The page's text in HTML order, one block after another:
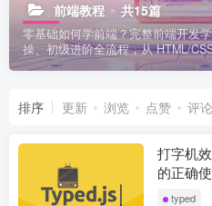
前端教程 共15篇
零基础如何学前端？完整前端开发
操、初级进阶全流程，从 HTML/
排序 更新 浏览 点赞 评论
打字机
的正确
typed